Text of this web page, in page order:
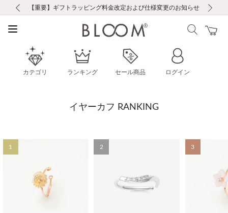
お修理・アフターサービスのご案内
【重要】令和８年熊本地震に伴う集配への影響について
【重要】ギフトラッピング料金改定および仕様変更のお知らせ
【重要】夏季休業の営業についてのご案内
税込5,500円以上で送料無料｜最短24時間以内に発送
新規会員登録で1000ポイントプレゼント！
新規LINE友だち登録で500円クーポンプレゼント
会員限定！レビュー投稿で100ポイントプレゼント
お修理・アフターサービスのご案内
【重要】令和８年熊本地震に伴う集配への影響について
カテゴリ ランキング セール商品 ログイン
イヤーカフ RANKING
1 2 3